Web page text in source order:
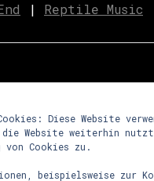
| Reptile Music
|newsletter
|
Diese Website
die Website weiterhin
von Cookies zu.
beispielsweise zur